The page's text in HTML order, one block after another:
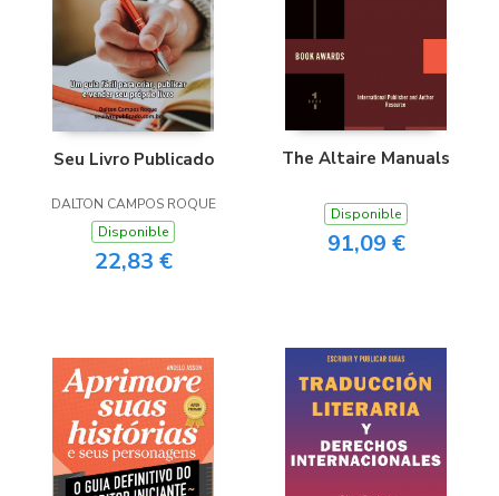
Seu Livro Publicado
DALTON CAMPOS ROQUE
Disponible
22,83 €
The Altaire Manuals
Disponible
91,09 €